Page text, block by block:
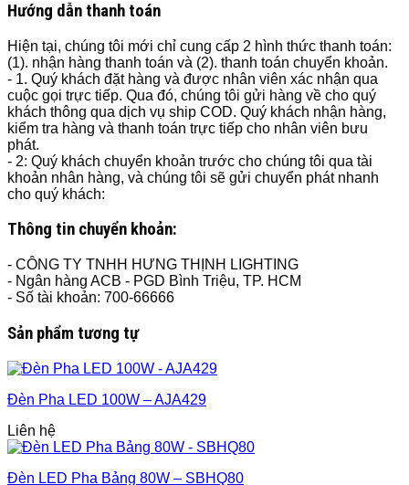
Hướng dẫn thanh toán
Hiện tại, chúng tôi mới chỉ cung cấp 2 hình thức thanh toán:
(1). nhận hàng thanh toán và (2). thanh toán chuyển khoản.
- 1. Quý khách đặt hàng và được nhân viên xác nhận qua
cuộc gọi trực tiếp. Qua đó, chúng tôi gửi hàng về cho quý
khách thông qua dịch vụ ship COD. Quý khách nhận hàng,
kiểm tra hàng và thanh toán trực tiếp cho nhân viên bưu
phát.
- 2: Quý khách chuyển khoản trước cho chúng tôi qua tài
khoản nhân hàng, và chúng tôi sẽ gửi chuyển phát nhanh
cho quý khách:
Thông tin chuyển khoản:
- CÔNG TY TNHH HƯNG THỊNH LIGHTING
- Ngân hàng ACB - PGD Bình Triệu, TP. HCM
- Số tài khoản: 700-66666
Sản phẩm tương tự
Đèn Pha LED 100W – AJA429
Liên hệ
Đèn LED Pha Bảng 80W – SBHQ80